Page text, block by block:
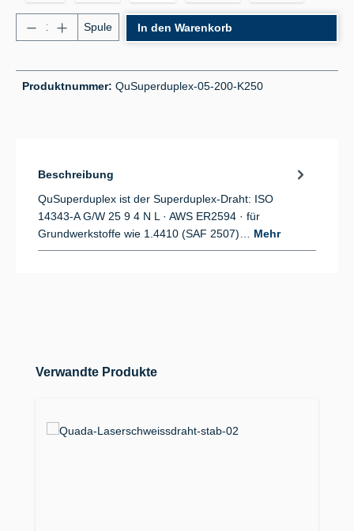
Produkt Anzahl: Gib den gewünschten Wert ein
Spule In den Warenkorb
Produktnummer: QuSuperduplex-05-200-K250
Beschreibung
QuSuperduplex ist der Superduplex-Draht: ISO
14343-A G/W 25 9 4 N L · AWS ER2594 · für
Grundwerkstoffe wie 1.4410 (SAF 2507)… Mehr
Produktgalerie überspringen
Verwandte Produkte